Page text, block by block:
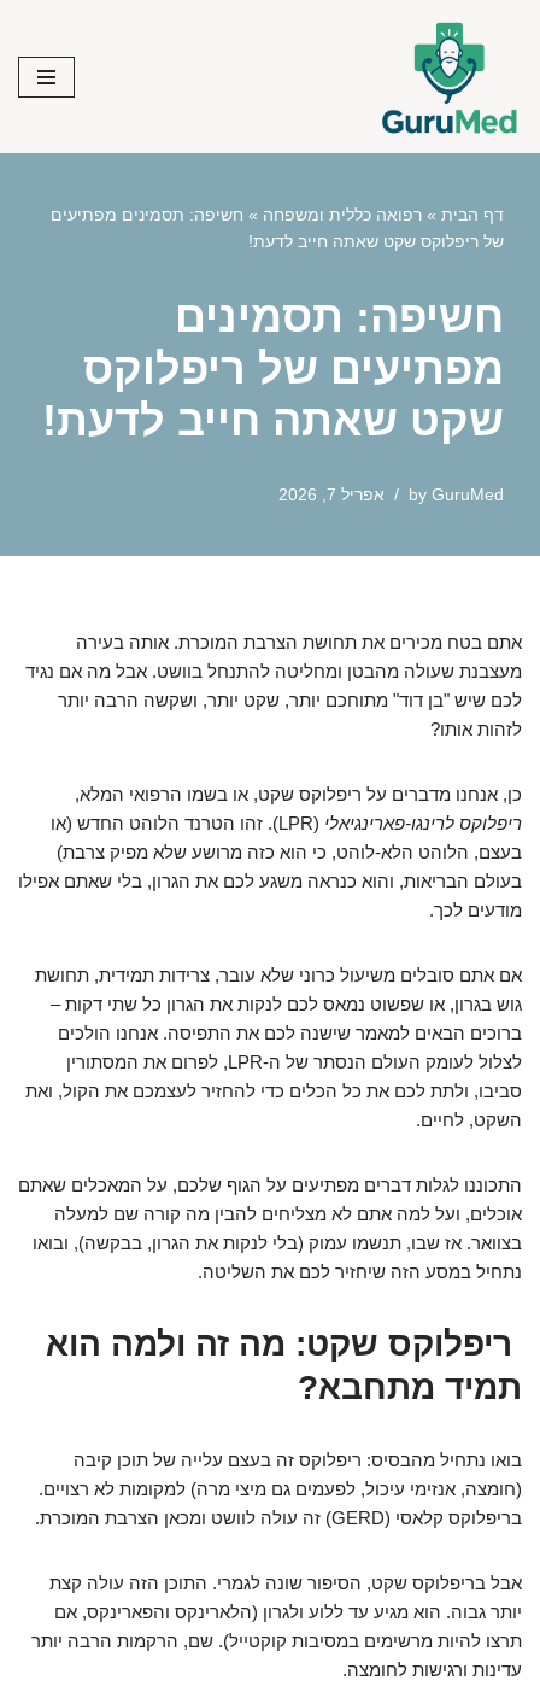
content
דף הבית » רפואה כללית ומשפחה » חשיפה: תסמינים מפתיעים
של ריפלוקס שקט שאתה חייב לדעת!
חשיפה: תסמינים
מפתיעים של ריפלוקס
שקט שאתה חייב לדעת!
by GuruMed אפריל 7, 2026
אתם בטח מכירים את תחושת הצרבת המוכרת. אותה בעירה
מעצבנת שעולה מהבטן ומחליטה להתנחל בוושט. אבל מה אם נגיד
לכם שיש "בן דוד" מתוחכם יותר, שקט יותר, ושקשה הרבה יותר
לזהות אותו?
כן, אנחנו מדברים על ריפלוקס שקט, או בשמו הרפואי המלא,
ריפלוקס לרינגו-פארינגיאלי
(LPR). זהו הטרנד הלוהט החדש (או
בעצם, הלוהט הלא-לוהט, כי הוא כזה מרושע שלא מפיק צרבת)
בעולם הבריאות, והוא כנראה משגע לכם את הגרון, בלי שאתם אפילו
מודעים לכך.
אם אתם סובלים משיעול כרוני שלא עובר, צרידות תמידית, תחושת
גוש בגרון, או שפשוט נמאס לכם לנקות את הגרון כל שתי דקות –
ברוכים הבאים למאמר שישנה לכם את התפיסה. אנחנו הולכים
לצלול לעומק העולם הנסתר של ה-LPR, לפרום את המסתורין
סביבו, ולתת לכם את כל הכלים כדי להחזיר לעצמכם את הקול, ואת
השקט, לחיים.
התכוננו לגלות דברים מפתיעים על הגוף שלכם, על המאכלים שאתם
אוכלים, ועל למה אתם לא מצליחים להבין מה קורה שם למעלה
בצוואר. אז שבו, תנשמו עמוק (בלי לנקות את הגרון, בבקשה), ובואו
נתחיל במסע הזה שיחזיר לכם את השליטה.
ריפלוקס שקט: מה זה ולמה הוא
תמיד מתחבא?
בואו נתחיל מהבסיס: ריפלוקס זה בעצם עלייה של תוכן קיבה
(חומצה, אנזימי עיכול, לפעמים גם מיצי מרה) למקומות לא רצויים.
בריפלוקס קלאסי (GERD) זה עולה לוושט ומכאן הצרבת המוכרת.
אבל בריפלוקס שקט, הסיפור שונה לגמרי. התוכן הזה עולה קצת
יותר גבוה. הוא מגיע עד ללוע ולגרון (הלארינקס והפארינקס, אם
תרצו להיות מרשימים במסיבות קוקטייל). שם, הרקמות הרבה יותר
עדינות ורגישות לחומצה.